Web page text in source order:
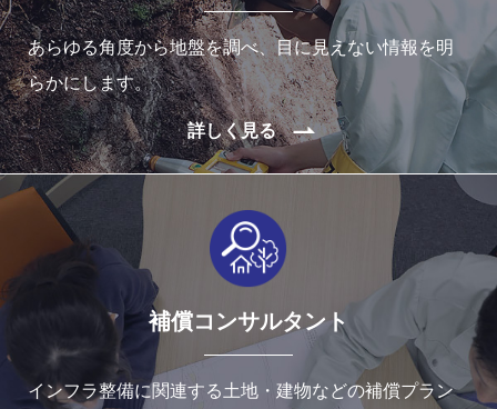
あらゆる角度から地盤を調べ、目に見えない情報を明
らかにします。
詳しく見る
補償コンサルタント
インフラ整備に関連する土地・建物などの補償プラン